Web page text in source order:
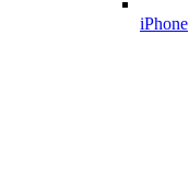
iPhone